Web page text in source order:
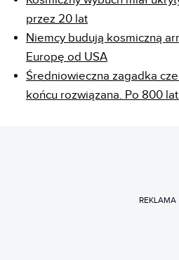
przez 20 lat
Niemcy budują kosmiczną
Europę od USA
Średniowieczna zagadka
końcu rozwiązana. Po 800
REKLAMA